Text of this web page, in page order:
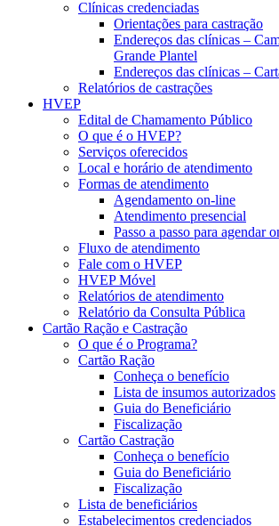
Clínicas credenciadas
Orientações para castração
Endereços das clínicas –
Grande Plantel
Endereços das clínicas –
Relatórios de castrações
HVEP
Edital de Chamamento Público
O que é o HVEP?
Serviços oferecidos
Local e horário de atendimento
Formas de atendimento
Agendamento on-line
Atendimento presencial
Passo a passo para agendar
Fluxo de atendimento
Fale com o HVEP
HVEP Móvel
Relatórios de atendimento
Relatório da Consulta Pública
Cartão Ração e Castração
O que é o Programa?
Cartão Ração
Conheça o benefício
Lista de insumos autorizados
Guia do Beneficiário
Fiscalização
Cartão Castração
Conheça o benefício
Guia do Beneficiário
Fiscalização
Lista de beneficiários
Estabelecimentos credenciados